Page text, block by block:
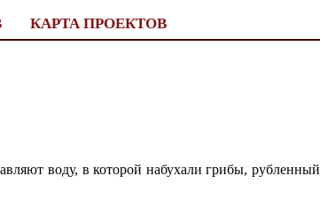
КАРТА ПРОЕКТОВ
воду, в которой набухали грибы, рубленный